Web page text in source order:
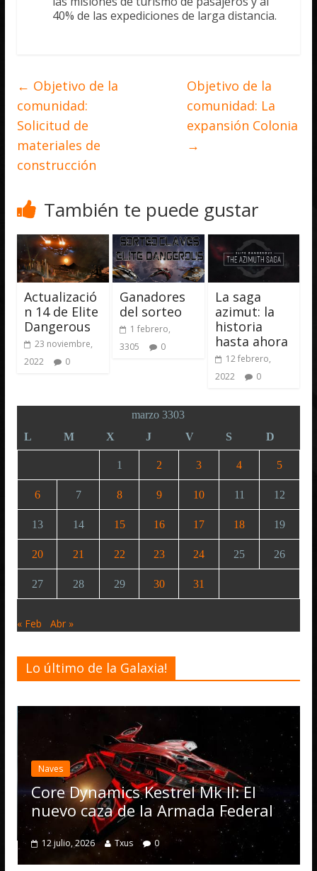
40% de las expediciones de larga distancia.
← Objetivo de la
comunidad:
Solicitud de
materiales de
construcción
Objetivo de la
comunidad: La
expansión Colonia
→
También te puede gustar
Actualizació
n 14 de Elite
Dangerous
23 noviembre,
2022
0
Ganadores
del sorteo
1 febrero,
3305
0
La saga
azimut: la
historia
hasta ahora
12 febrero,
2022
0
marzo 3303
L
M X J V S D
1 2 3 4 5
6 7 8 9 10 11 12
13 14 15 16 17 18 19
20 21 22 23 24 25 26
27 28 29 30 31
« Feb Abr »
Lo último de la Galaxia!
Dynamics Kestrel Mk II: El
caza de la Armada Federal
12 julio, 2026 Txus 0